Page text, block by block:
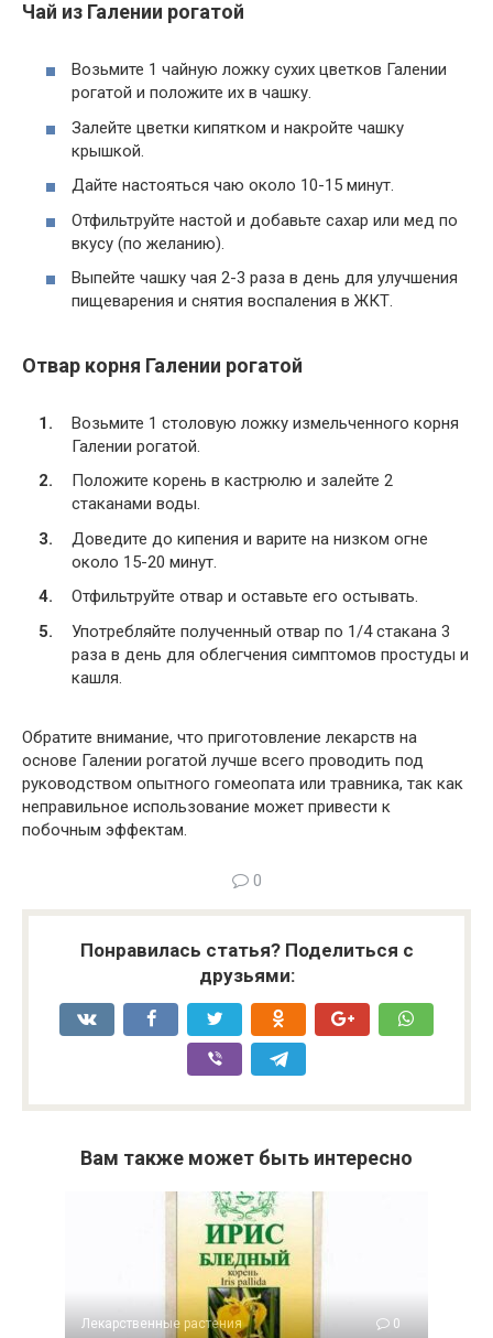
Чай из Галении рогатой
Возьмите 1 чайную ложку сухих цветков Галении
рогатой и положите их в чашку.
Залейте цветки кипятком и накройте чашку
крышкой.
Дайте настояться чаю около 10-15 минут.
Отфильтруйте настой и добавьте сахар или мед по
вкусу (по желанию).
Выпейте чашку чая 2-3 раза в день для улучшения
пищеварения и снятия воспаления в ЖКТ.
Отвар корня Галении рогатой
Возьмите 1 столовую ложку измельченного корня
Галении рогатой.
Положите корень в кастрюлю и залейте 2
стаканами воды.
Доведите до кипения и варите на низком огне
около 15-20 минут.
Отфильтруйте отвар и оставьте его остывать.
Употребляйте полученный отвар по 1/4 стакана 3
раза в день для облегчения симптомов простуды и
кашля.
Обратите внимание, что приготовление лекарств на
основе Галении рогатой лучше всего проводить под
руководством опытного гомеопата или травника, так как
неправильное использование может привести к
побочным эффектам.
0
Понравилась статья? Поделиться с
друзьями:
Вам также может быть интересно
Лекарственные растения 0